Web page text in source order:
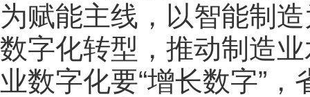
为赋能主线，以智能制
数字化转型，推动制造
业数字化要“增长数字”